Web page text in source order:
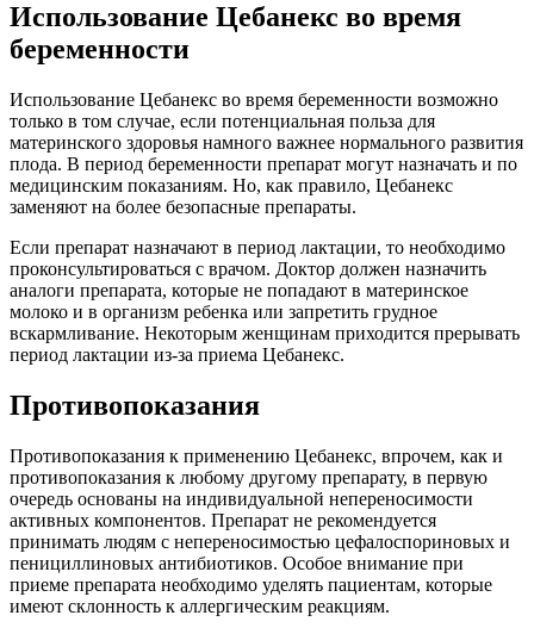
Использование Цебанекс во время
беременности
Использование Цебанекс во время беременности возможно
только в том случае, если потенциальная польза для
материнского здоровья намного важнее нормального развития
плода. В период беременности препарат могут назначать и по
медицинским показаниям. Но, как правило, Цебанекс
заменяют на более безопасные препараты.
Если препарат назначают в период лактации, то необходимо
проконсультироваться с врачом. Доктор должен назначить
аналоги препарата, которые не попадают в материнское
молоко и в организм ребенка или запретить грудное
вскармливание. Некоторым женщинам приходится прерывать
период лактации из-за приема Цебанекс.
Противопоказания
Противопоказания к применению Цебанекс, впрочем, как и
противопоказания к любому другому препарату, в первую
очередь основаны на индивидуальной непереносимости
активных компонентов. Препарат не рекомендуется
принимать людям с непереносимостью цефалоспориновых и
пенициллиновых антибиотиков. Особое внимание при
приеме препарата необходимо уделять пациентам, которые
имеют склонность к аллергическим реакциям.